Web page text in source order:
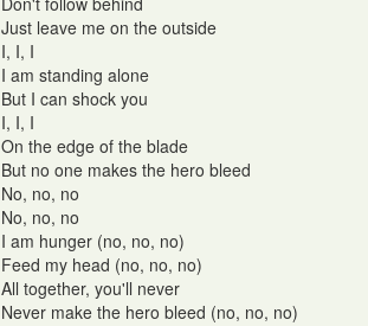
Just leave me on the outside
I, I, I
I am standing alone
But I can shock you
I, I, I
On the edge of the blade
But no one makes the hero bleed
No, no, no
No, no, no
I am hunger (no, no, no)
Feed my head (no, no, no)
All together, you'll never
Never make the hero bleed (no, no, no)